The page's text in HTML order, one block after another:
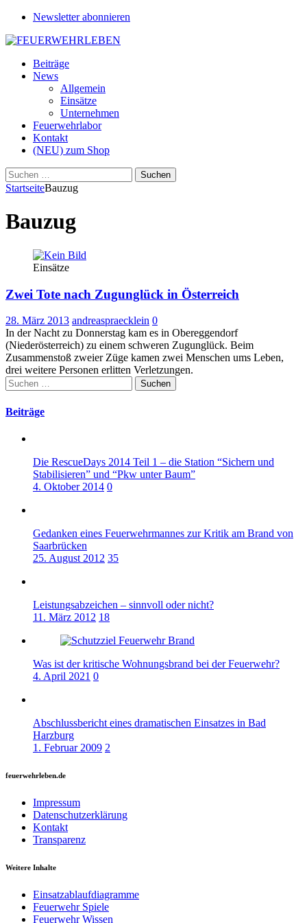
Newsletter abonnieren
Beiträge
News
Allgemein
Einsätze
Unternehmen
Feuerwehrlabor
Kontakt
(NEU) zum Shop
Suchen
nach:
StartseiteBauzug
Bauzug
Einsätze
Zwei Tote nach Zugunglück in Österreich
28. März 2013 andreaspraecklein 0
In der Nacht zu Donnerstag kam es in Obereggendorf
(Niederösterreich) zu einem schweren Zugunglück. Beim
Zusammenstoß zweier Züge kamen zwei Menschen ums Leben,
drei weitere Personen erlitten Verletzungen.
Suchen
nach:
Beiträge
Die RescueDays 2014 Teil 1 – die Station “Sichern und
Stabilisieren” und “Pkw unter Baum”
4. Oktober 2014 0
Gedanken eines Feuerwehrmannes zur Kritik am Brand von
Saarbrücken
25. August 2012 35
Leistungsabzeichen – sinnvoll oder nicht?
11. März 2012 18
Was ist der kritische Wohnungsbrand bei der Feuerwehr?
4. April 2021 0
Abschlussbericht eines dramatischen Einsatzes in Bad
Harzburg
1. Februar 2009 2
feuerwehrleben.de
Impressum
Datenschutzerklärung
Kontakt
Transparenz
Weitere Inhalte
Einsatzablaufdiagramme
Feuerwehr Spiele
Feuerwehr Wissen